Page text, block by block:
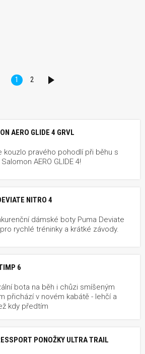
1 2
DALŠÍ
AERO GLIDE 4 GRVL
kouzlo pravého pohodlí při běhu s
AERO GLIDE 4!
NITRO 4
dámské boty Puma Deviate
rychlé tréninky a krátké závody.
6
bota na běh i chůzi smíšeným
přichází v novém kabátě - lehčí a
kdy předtím
PONOŽKY ULTRA TRAIL